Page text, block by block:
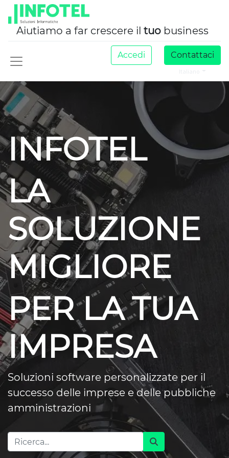
Aiutiamo a far crescere il tuo business
Accedi Contattaci
INFOTEL
LA
SOLUZIONE
MIGLIORE
PER LA TUA
IMPRESA
Soluzioni software personalizzate per il
successo delle imprese e delle pubbliche
amministrazioni